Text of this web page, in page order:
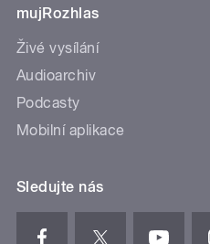
mujRozhlas
Živé vysílání
Audioarchiv
Podcasty
Mobilní aplikace
Sledujte nás